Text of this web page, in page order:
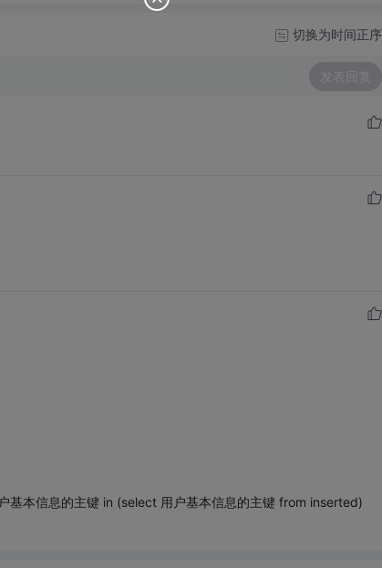
切换为时间正序
发表回复
本信息的主键 in (select 用户基本信息的主键 from inserted)